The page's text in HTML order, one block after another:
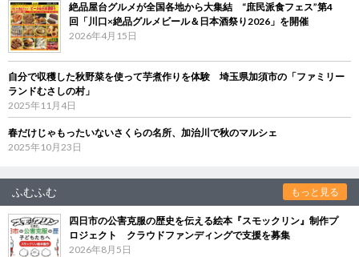
絶品屋台グルメが全国各地から大集結 “庶民派食フェス”第4
回「川口×絶品グルメビール＆日本酒祭り2026」を開催
2026年4月15日
自分で収穫した秋野菜を使って芋煮作りを体験 埼玉県加須市の「ファミリー
ランドむさしの村」
2025年11月4日
春だけじゃもったいないさくらの名所、加治川で秋のマルシェ
2025年10月23日
ふむふむ もっと見る
四日市の公害克服の歴史を伝える絵本『スモックリン』制作プ
ロジェクト クラウドファンディングで支援を募集
2026年8月5日